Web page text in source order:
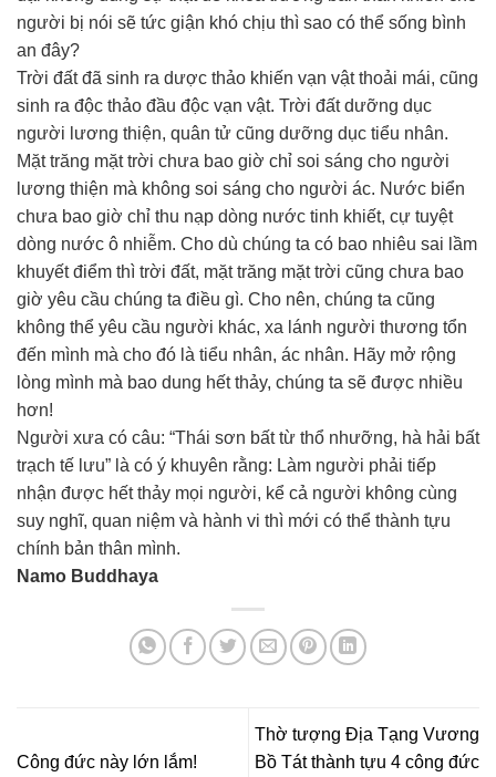
người bị nói sẽ tức giận khó chịu thì sao có thể sống bình
an đây?
Trời đất đã sinh ra dược thảo khiến vạn vật thoải mái, cũng
sinh ra độc thảo đầu độc vạn vật. Trời đất dưỡng dục
người lương thiện, quân tử cũng dưỡng dục tiểu nhân.
Mặt trăng mặt trời chưa bao giờ chỉ soi sáng cho người
lương thiện mà không soi sáng cho người ác. Nước biển
chưa bao giờ chỉ thu nạp dòng nước tinh khiết, cự tuyệt
dòng nước ô nhiễm. Cho dù chúng ta có bao nhiêu sai lầm
khuyết điểm thì trời đất, mặt trăng mặt trời cũng chưa bao
giờ yêu cầu chúng ta điều gì. Cho nên, chúng ta cũng
không thể yêu cầu người khác, xa lánh người thương tổn
đến mình mà cho đó là tiểu nhân, ác nhân. Hãy mở rộng
lòng mình mà bao dung hết thảy, chúng ta sẽ được nhiều
hơn!
Người xưa có câu: “Thái sơn bất từ thổ nhưỡng, hà hải bất
trạch tế lưu” là có ý khuyên rằng: Làm người phải tiếp
nhận được hết thảy mọi người, kể cả người không cùng
suy nghĩ, quan niệm và hành vi thì mới có thể thành tựu
chính bản thân mình.
Namo Buddhaya
Công đức này lớn lắm!
Thờ tượng Địa Tạng Vương
Bồ Tát thành tựu 4 công đức